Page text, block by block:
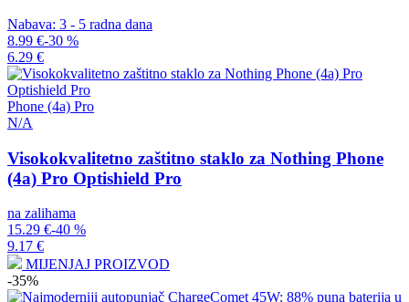
Nabava: 3 - 5 radna dana
8.99 €-30 %
6.29 €
Phone (4a) Pro
N/A
Visokokvalitetno zaštitno staklo za Nothing Phone
(4a) Pro Optishield Pro
na zalihama
15.29 €-40 %
9.17 €
MIJENJAJ PROIZVOD
-35%